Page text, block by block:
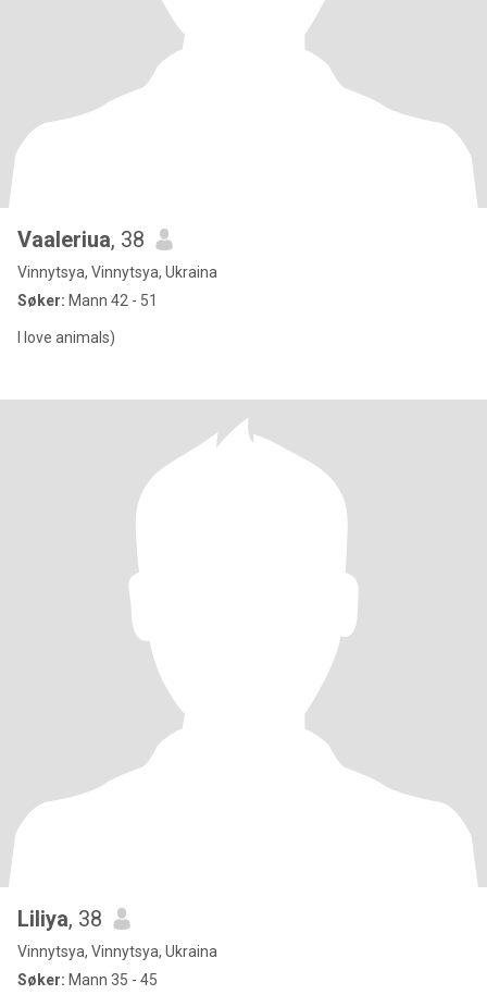
Vaaleriua, 38
Vinnytsya, Vinnytsya, Ukraina
Søker: Mann 42 - 51
I love animals)
Liliya, 38
Vinnytsya, Vinnytsya, Ukraina
Søker: Mann 35 - 45